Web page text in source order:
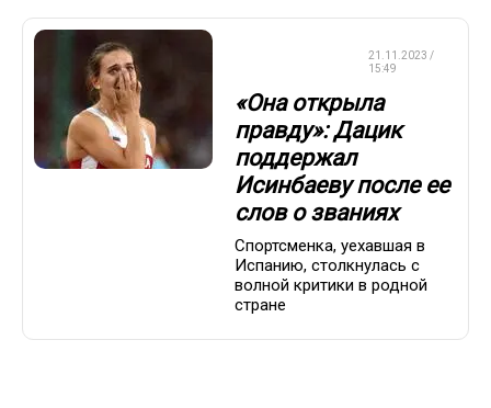
21.11.2023 /
15:49
«Она открыла
правду»: Дацик
поддержал
Исинбаеву после ее
слов о званиях
Спортсменка, уехавшая в
Испанию, столкнулась с
волной критики в родной
стране